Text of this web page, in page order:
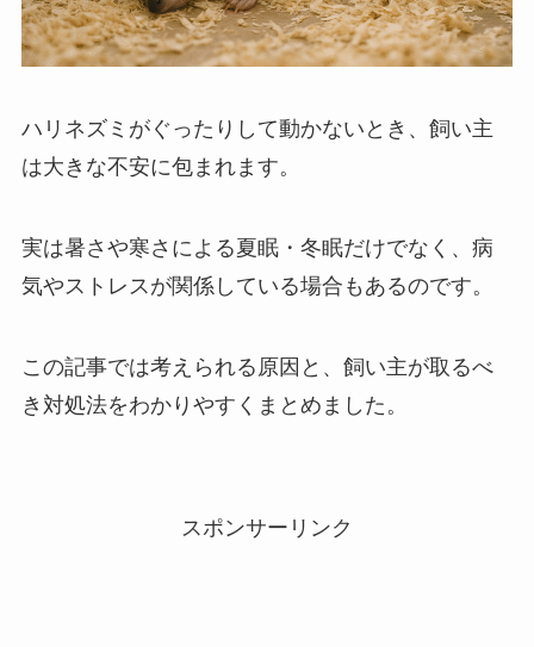
ハリネズミがぐったりして動かないとき、飼い主
は大きな不安に包まれます。
実は暑さや寒さによる夏眠・冬眠だけでなく、病
気やストレスが関係している場合もあるのです。
この記事では考えられる原因と、飼い主が取るべ
き対処法をわかりやすくまとめました。
スポンサーリンク